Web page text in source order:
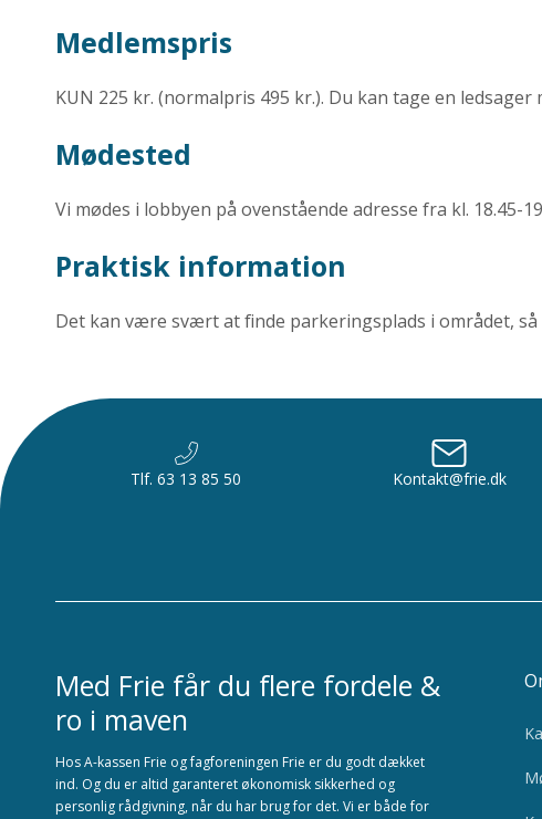
Medlemspris
KUN 225 kr. (normalpris 495 kr.). Du kan tage en ledsager
Mødested
Vi mødes i lobbyen på ovenstående adresse fra kl. 18.45-
Praktisk information
Det kan være svært at finde parkeringsplads i området, så
Tlf. 63 13 85 50 Kontakt@frie.dk
Med Frie får du flere fordele &
ro i maven
Hos A-kassen Frie og fagforeningen Frie er du godt dækket
ind. Og du er altid garanteret økonomisk sikkerhed og
personlig rådgivning, når du har brug for det. Vi er både for